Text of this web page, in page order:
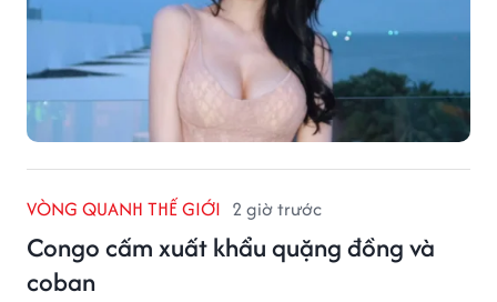
VÒNG QUANH THẾ GIỚI 2 giờ trước
Congo cấm xuất khẩu quặng đồng và
coban